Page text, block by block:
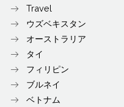
Travel
ウズベキスタン
オーストラリア
タイ
フィリピン
ブルネイ
ベトナム